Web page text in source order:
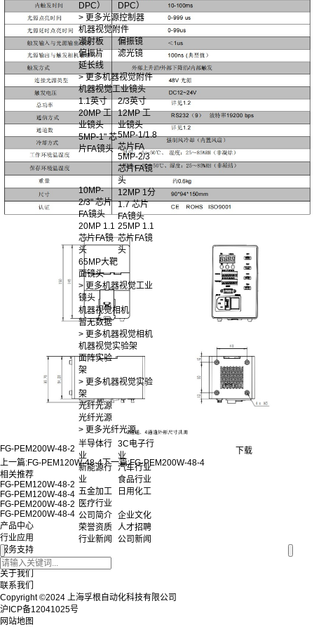
DPC）
DPC）
> 更多光源控制器
机器视觉附件
漫射板
偏振镜
偏振片
滤光镜
延长线
> 更多机器视觉附件
机器视觉工业镜头
1.1英寸
20MP 工
业镜头
2/3英寸
12MP 工
业镜头
5MP-1" 芯
片FA镜头
5MP-1/1.8
芯片FA
5MP-2/3
芯片FA镜
头
10MP-
2/3" 芯片
FA镜头
12MP 1分
1.7 芯片
FA镜头
20MP 1.1
芯片FA镜
头
25MP 1.1
芯片FA镜
头
65MP大靶
面镜头
> 更多机器视觉工业
镜头
机器视觉相机
暂无数据
> 更多机器视觉相机
机器视觉实验架
面阵实验
架
> 更多机器视觉实验
架
光纤光源
光纤光源
> 更多光纤光源
半导体行
业
3C电子行
业
新能源行
业
汽车行业
食品行业
五金加工
日用化工
医疗行业
公司简介 企业文化
荣誉资质 人才招聘
行业新闻
公司新闻
FG-PEM200W-48-2
下载
上一篇:FG-PEM120W-48-4下一篇:FG-PEM200W-48-4
相关推荐
FG-PEM120W-48-2
FG-PEM120W-48-4
FG-PEM200W-48-2
FG-PEM200W-48-4
产品中心
行业应用
服务支持
新闻中心
关于我们
联系我们
Copyright ©2024 上海孚根自动化科技有限公司
沪ICP备12041025号
网站地图